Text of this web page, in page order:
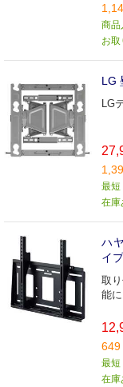
商品
お取
LG
LG
最短
在庫
ハ
イ
取
能
649
最短
在庫